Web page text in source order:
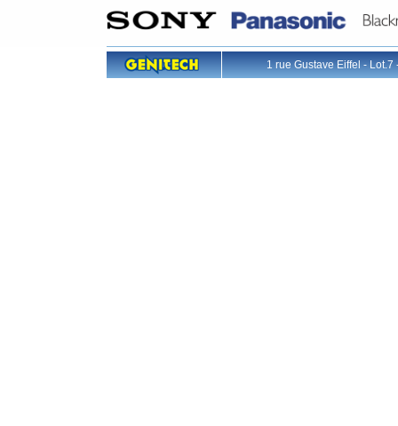
1 rue Gustave Eiffel -